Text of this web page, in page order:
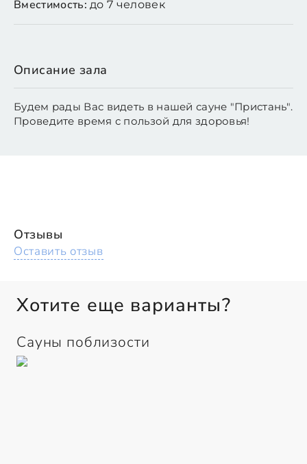
Вместимость: до 7 человек
Описание зала
Будем рады Вас видеть в нашей сауне "Пристань".
Проведите время с пользой для здоровья!
Отзывы
Оставить отзыв
Хотите еще варианты?
Сауны поблизости